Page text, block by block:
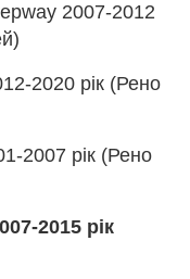
2007-2012
2020 рік (Рено
2007 рік (Рено
2015 рік